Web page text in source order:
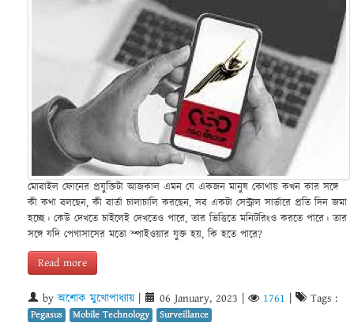
মোবাইল ফোনের প্রযুক্তিটা আজকাল এমন যে একজন মানুষ কোথায় কখন কার সঙ্গে
কী কথা বলছেন, কী বার্তা চালাচালি করছেন, সব একটা সেন্ট্রাল সার্ভারে প্রতি দিন জমা
হচ্ছে। কেউ দেখতে চাইলেই দেখতেও পারে, তার ভিত্তিতে মনিটরিংও করতে পারে। তার
সঙ্গে যদি পেগাসাসের মতো স্পাইওয়ার যুক্ত হয়, কি হতে পারে?
Read more
byঅশোক মুখোপাধ্যায় 06 January, 2023 1761 Tags :
Pegasus Mobile Technology Surveillance